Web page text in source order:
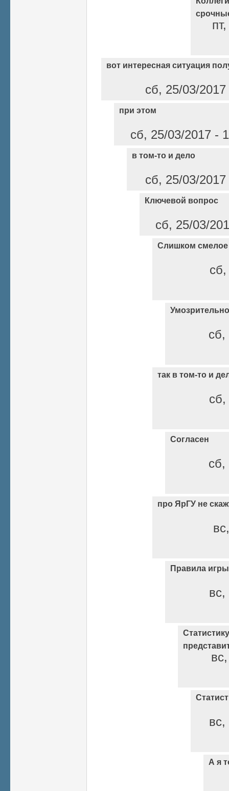
вот интересная ситуация
сб, 25/03/
при этом
сб, 25/03/2017 -
в том-то и дело
сб, 25/03/
Ключевой вопрос
сб, 25/03/
Слишком
Умозрительно
сб,
так в том-то и
Согласен
сб,
про ЯрГУ не
Правила игры
А я